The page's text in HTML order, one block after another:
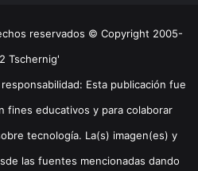
reservados © Copyright 2005-
Tschernig'
Esta publicación fue
fines educativos y para colaborar
tecnología. La(s) imagen(es) y
las fuentes mencionadas dando